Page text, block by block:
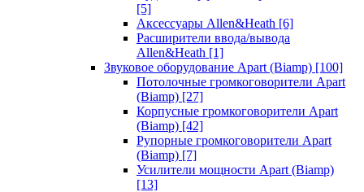
[5]
Аксессуары Allen&Heath [6]
Расширители ввода/вывода
Allen&Heath [1]
Звуковое оборудование Apart (Biamp) [100]
Потолочные громкоговорители Apart
(Biamp) [27]
Корпусные громкоговорители Apart
(Biamp) [42]
Рупорные громкоговорители Apart
(Biamp) [7]
Усилители мощности Apart (Biamp)
[13]